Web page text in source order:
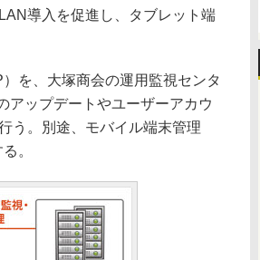
導入を促進し、タブレット端
を、大塚商会の運用監視センタ
アップデートやユーザーアカウ
う。別途、モバイル端末管理
。